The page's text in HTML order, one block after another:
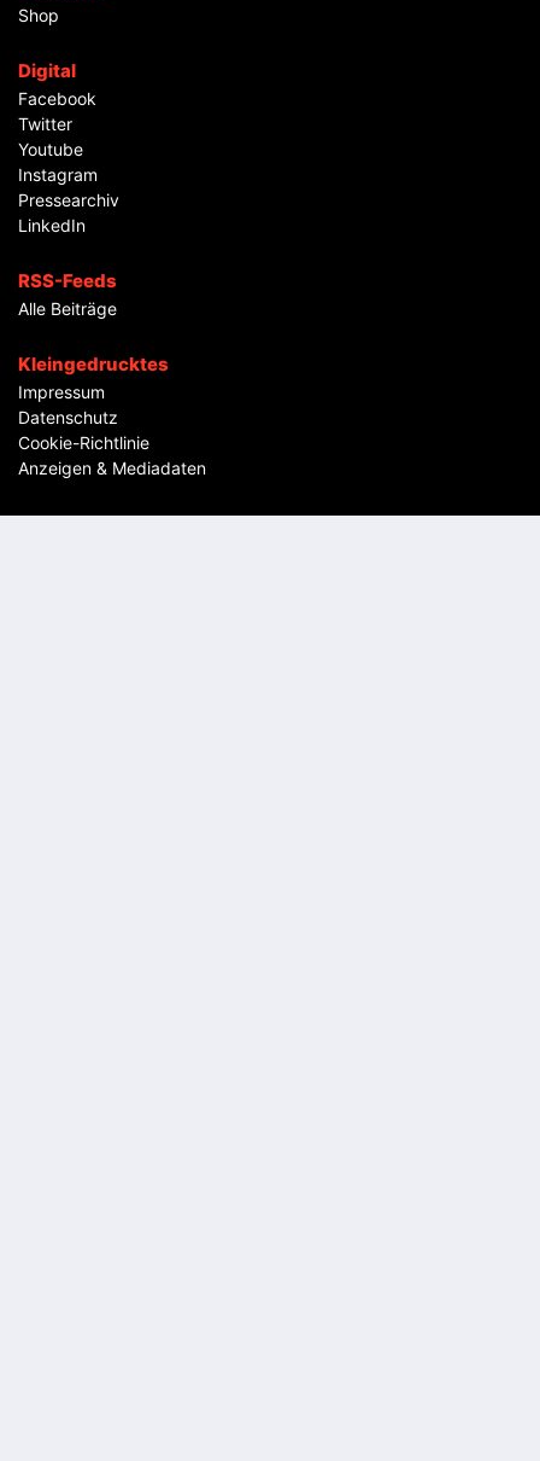
Shop
Digital
Facebook
Twitter
Youtube
Instagram
Pressearchiv
LinkedIn
RSS-Feeds
Alle Beiträge
Kleingedrucktes
Impressum
Datenschutz
Cookie-Richtlinie
Anzeigen & Mediadaten